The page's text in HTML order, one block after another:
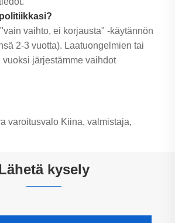
vaihto, ei korjausta" -käytännön
2-3 vuotta). Laatuongelmien tai
järjestämme vaihdot
varoitusvalo Kiina, valmistaja,
kysely